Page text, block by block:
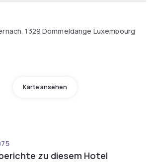
1329 Dommeldange Luxembourg
Karte ansehen
zu diesem Hotel